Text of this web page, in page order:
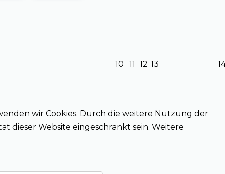
10 11 12 13
wir Cookies. Durch die weitere Nutzung der
dieser Website eingeschränkt sein. Weitere